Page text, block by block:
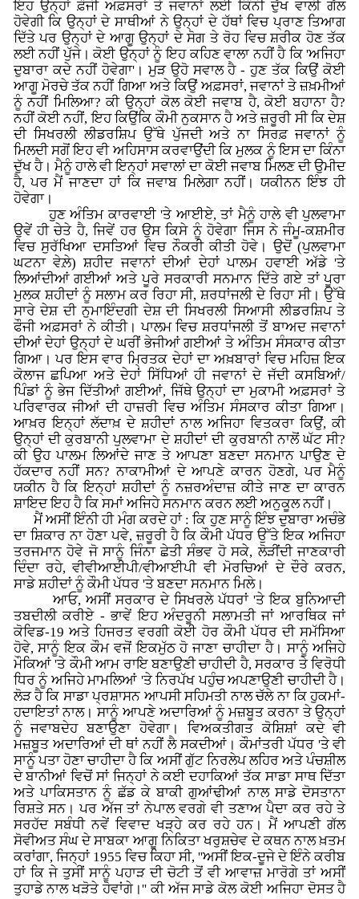
ਇਹ ਉਨ੍ਹਾਂ ਫ਼ੌਜੀ ਅਫ਼ਸਰਾਂ ਤੇ ਜਵਾਨਾਂ ਲਈ ਕਿੰਨੀ ਦੁੱਖ ਵਾਲੀ ਗੱਲ
ਹੋਵੇਗੀ ਕਿ ਉਨ੍ਹਾਂ ਦੇ ਸਾਥੀਆਂ ਨੇ ਉਨ੍ਹਾਂ ਦੇ ਹੱਥਾਂ ਵਿਚ ਪ੍ਰਾਣ ਤਿਆਗ
ਦਿੱਤੇ ਪਰ ਉਨ੍ਹਾਂ ਦੇ ਆਗੂ ਉਨ੍ਹਾਂ ਦੇ ਸੋਗ ਤੇ ਰੋਹ ਵਿਚ ਸ਼ਰੀਕ ਹੋਣ ਤੱਕ
ਲਈ ਨਹੀਂ ਪੁੱਜੇ। ਕੋਈ ਉਨ੍ਹਾਂ ਨੂੰ ਇਹ ਕਹਿਣ ਵਾਲਾ ਨਹੀਂ ਹੈ ਕਿ 'ਅਜਿਹਾ
ਦੁਬਾਰਾ ਕਦੇ ਨਹੀਂ ਹੋਵੇਗਾ'। ਮੁੜ ਉਹੋ ਸਵਾਲ ਹੈ - ਹੁਣ ਤੱਕ ਕਿਉਂ ਕੋਈ
ਆਗੂ ਮੋਰਚੇ ਤੱਕ ਨਹੀਂ ਗਿਆ ਅਤੇ ਕਿਉਂ ਅਫ਼ਸਰਾਂ, ਜਵਾਨਾਂ ਤੇ ਜ਼ਖ਼ਮੀਆਂ
ਨੂੰ ਨਹੀਂ ਮਿਲਿਆ? ਕੀ ਉਨ੍ਹਾਂ ਕੋਲ ਕੋਈ ਜਵਾਬ ਹੈ, ਕੋਈ ਬਹਾਨਾ ਹੈ?
ਨਹੀਂ ਕੋਈ ਨਹੀਂ, ਇਹ ਕਿਉਂਕਿ ਕੌਮੀ ਨੁਕਸਾਨ ਹੈ ਅਤੇ ਜ਼ਰੂਰੀ ਸੀ ਕਿ ਦੇਸ਼
ਦੀ ਸਿਖਰਲੀ ਲੀਡਰਸ਼ਿਪ ਉੱਥੇ ਪੁੱਜਦੀ ਅਤੇ ਨਾ ਸਿਰਫ਼ ਜਵਾਨਾਂ ਨੂੰ
ਮਿਲਦੀ ਸਗੋਂ ਇਹ ਵੀ ਅਹਿਸਾਸ ਕਰਵਾਉਂਦੀ ਕਿ ਮੁਲਕ ਨੂੰ ਇਸ ਦਾ ਕਿੰਨਾ
ਦੁੱਖ ਹੈ। ਮੈਨੂੰ ਹਾਲੇ ਵੀ ਇਨ੍ਹਾਂ ਸਵਾਲਾਂ ਦਾ ਕੋਈ ਜਵਾਬ ਮਿਲਣ ਦੀ ਉਮੀਦ
ਹੈ, ਪਰ ਮੈਂ ਜਾਣਦਾ ਹਾਂ ਕਿ ਜਵਾਬ ਮਿਲੇਗਾ ਨਹੀਂ। ਯਕੀਨਨ ਇੰਝ ਹੀ
ਹੋਵੇਗਾ।
ਹੁਣ ਅੰਤਿਮ ਕਾਰਵਾਈ 'ਤੇ ਆਈਏ, ਤਾਂ ਮੈਨੂੰ ਹਾਲੇ ਵੀ ਪੁਲਵਾਮਾ
ਉਵੇਂ ਹੀ ਚੇਤੇ ਹੈ, ਜਿਵੇਂ ਹਰ ਉਸ ਕਿਸੇ ਨੂੰ ਹੋਵੇਗਾ ਜਿਸ ਨੇ ਜੰਮੂ-ਕਸ਼ਮੀਰ
ਵਿਚ ਸੁਰੱਖਿਆ ਦਸਤਿਆਂ ਵਿਚ ਨੌਕਰੀ ਕੀਤੀ ਹੋਵੇ। ਉਦੋਂ (ਪੁਲਵਾਮਾ
ਘਟਨਾ ਵੇਲ਼ੇ) ਸ਼ਹੀਦ ਜਵਾਨਾਂ ਦੀਆਂ ਦੇਹਾਂ ਪਾਲਮ ਹਵਾਈ ਅੱਡੇ 'ਤੇ
ਲਿਆਂਦੀਆਂ ਗਈਆਂ ਅਤੇ ਪੂਰੇ ਸਰਕਾਰੀ ਸਨਮਾਨ ਦਿੱਤੇ ਗਏ ਤਾਂ ਪੂਰਾ
ਮੁਲਕ ਸ਼ਹੀਦਾਂ ਨੂੰ ਸਲਾਮ ਕਰ ਰਿਹਾ ਸੀ, ਸ਼ਰਧਾਂਜਲੀ ਦੇ ਰਿਹਾ ਸੀ। ਉੱਥੇ
ਸਾਰੇ ਦੇਸ਼ ਦੀ ਨੁਮਾਇੰਦਗੀ ਦੇਸ਼ ਦੀ ਸਿਖਰਲੀ ਸਿਆਸੀ ਲੀਡਰਸ਼ਿਪ ਤੇ
ਫੌਜੀ ਅਫ਼ਸਰਾਂ ਨੇ ਕੀਤੀ। ਪਾਲਮ ਵਿਚ ਸ਼ਰਧਾਂਜਲੀ ਤੋਂ ਬਾਅਦ ਜਵਾਨਾਂ
ਦੀਆਂ ਦੇਹਾਂ ਉਨ੍ਹਾਂ ਦੇ ਘਰੀਂ ਭੇਜੀਆਂ ਗਈਆਂ ਤੇ ਅੰਤਿਮ ਸੰਸਕਾਰ ਕੀਤਾ
ਗਿਆ। ਪਰ ਇਸ ਵਾਰ ਮ੍ਰਿਤਕ ਦੇਹਾਂ ਦਾ ਅਖ਼ਬਾਰਾਂ ਵਿਚ ਮਹਿਜ਼ ਇਕ
ਕੋਲਾਜ ਛਪਿਆ ਅਤੇ ਦੇਹਾਂ ਸਿੱਧਿਆਂ ਹੀ ਜਵਾਨਾਂ ਦੇ ਜੱਦੀ ਕਸਬਿਆਂ/
ਪਿੰਡਾਂ ਨੂੰ ਭੇਜ ਦਿੱਤੀਆਂ ਗਈਆਂ, ਜਿੱਥੇ ਉਨ੍ਹਾਂ ਦਾ ਮੁਕਾਮੀ ਅਫ਼ਸਰਾਂ ਤੇ
ਪਰਿਵਾਰਕ ਜੀਆਂ ਦੀ ਹਾਜ਼ਰੀ ਵਿਚ ਅੰਤਿਮ ਸੰਸਕਾਰ ਕੀਤਾ ਗਿਆ।
ਆਖ਼ਰ ਇਨ੍ਹਾਂ ਲੱਦਾਖ਼ ਦੇ ਸ਼ਹੀਦਾਂ ਨਾਲ ਅਜਿਹਾ ਵਿਤਕਰਾ ਕਿਉਂ, ਕੀ
ਉਨ੍ਹਾਂ ਦੀ ਕੁਰਬਾਨੀ ਪੁਲਵਾਮਾ ਦੇ ਸ਼ਹੀਦਾਂ ਦੀ ਕੁਰਬਾਨੀ ਨਾਲੋਂ ਘੱਟ ਸੀ?
ਕੀ ਉਹ ਪਾਲਮ ਲਿਆਂਦੇ ਜਾਣ ਤੇ ਆਪਣਾ ਬਣਦਾ ਸਨਮਾਨ ਪਾਉਣ ਦੇ
ਹੱਕਦਾਰ ਨਹੀਂ ਸਨ? ਨਾਕਾਮੀਆਂ ਦੇ ਆਪਣੇ ਕਾਰਨ ਹੋਣਗੇ, ਪਰ ਮੈਨੂੰ
ਯਕੀਨ ਹੈ ਕਿ ਇਨ੍ਹਾਂ ਸ਼ਹੀਦਾਂ ਨੂੰ ਨਜ਼ਰਅੰਦਾਜ਼ ਕੀਤੇ ਜਾਣ ਦਾ ਕਾਰਨ
ਸ਼ਾਇਦ ਇਹ ਹੈ ਕਿ ਸਮਾਂ ਅਜਿਹੇ ਸਨਮਾਨ ਕਰਨ ਲਈ ਅਨੁਕੂਲ ਨਹੀਂ।
ਮੈਂ ਅਸੀਂ ਇੰਨੀ ਹੀ ਮੰਗ ਕਰਦੇ ਹਾਂ : ਕਿ ਹੁਣ ਸਾਨੂੰ ਇੰਝ ਦੁਬਾਰਾ ਅਚੰਭੇ
ਦਾ ਸ਼ਿਕਾਰ ਨਾ ਹੋਣਾ ਪਵੇ, ਜ਼ਰੂਰੀ ਹੈ ਕਿ ਕੌਮੀ ਪੱਧਰ ਉੱਤੇ ਇਕ ਅਜਿਹਾ
ਤਰਜਮਾਨ ਹੋਵੇ ਜੋ ਸਾਨੂੰ ਜਿੰਨਾ ਛੇਤੀ ਸੰਭਵ ਹੋ ਸਕੇ, ਲੋੜੀਂਦੀ ਜਾਣਕਾਰੀ
ਦਿੰਦਾ ਰਹੇ, ਵੀਵੀਆਈਪੀ/ਵੀਆਈਪੀ ਵੀ ਮੋਰਚਿਆਂ ਦੇ ਦੌਰੇ ਕਰਨ,
ਸਾਡੇ ਸ਼ਹੀਦਾਂ ਨੂੰ ਕੌਮੀ ਪੱਧਰ 'ਤੇ ਬਣਦਾ ਸਨਮਾਨ ਮਿਲੇ।
ਆਓ, ਅਸੀਂ ਸਰਕਾਰ ਦੇ ਸਿਖਰਲੇ ਪੱਧਰਾਂ 'ਤੇ ਇਕ ਬੁਨਿਆਦੀ
ਤਬਦੀਲੀ ਕਰੀਏ - ਭਾਵੇਂ ਇਹ ਅੰਦਰੂਨੀ ਸਲਾਮਤੀ ਜਾਂ ਆਰਥਿਕ ਜਾਂ
ਕੋਵਿਡ-19 ਅਤੇ ਹਿਜਰਤ ਵਰਗੀ ਕੋਈ ਹੋਰ ਕੌਮੀ ਪੱਧਰ ਦੀ ਸਮੱਸਿਆ
ਹੋਵੇ, ਸਾਨੂੰ ਇਕ ਕੌਮ ਵਜੋਂ ਇਕਮੁੱਠ ਹੋ ਜਾਣਾ ਚਾਹੀਦਾ ਹੈ। ਸਾਨੂੰ ਅਜਿਹੇ
ਮੌਕਿਆਂ 'ਤੇ ਕੌਮੀ ਆਮ ਰਾਇ ਬਣਾਉਣੀ ਚਾਹੀਦੀ ਹੈ, ਸਰਕਾਰ ਤੇ ਵਿਰੋਧੀ
ਧਿਰ ਨੂੰ ਅਜਿਹੇ ਮਾਮਲਿਆਂ 'ਤੇ ਨਿਰਪੱਖ ਪਹੁੰਚ ਅਪਣਾਉਣੀ ਚਾਹੀਦੀ ਹੈ।
ਲੋੜ ਹੈ ਕਿ ਸਾਡਾ ਪ੍ਰਸ਼ਾਸਨ ਆਪਸੀ ਸਹਿਮਤੀ ਨਾਲ ਚੱਲੇ ਨਾ ਕਿ ਹੁਕਮਾਂ-
ਹਦਾਇਤਾਂ ਨਾਲ। ਸਾਨੂੰ ਆਪਣੇ ਅਦਾਰਿਆਂ ਨੂੰ ਮਜ਼ਬੂਤ ਕਰਨਾ ਤੇ ਉਨ੍ਹਾਂ
ਨੂੰ ਜਵਾਬਦੇਹ ਬਣਾਉਣਾ ਹੋਵੇਗਾ। ਵਿਅਕਤੀਗਤ ਕੋਸ਼ਿਸ਼ਾਂ ਕਦੇ ਵੀ
ਮਜ਼ਬੂਤ ਅਦਾਰਿਆਂ ਦੀ ਥਾਂ ਨਹੀਂ ਲੈ ਸਕਦੀਆਂ। ਕੌਮਾਂਤਰੀ ਪੱਧਰ 'ਤੇ ਵੀ
ਸਾਨੂੰ ਪਤਾ ਹੋਣਾ ਚਾਹੀਦਾ ਹੈ ਕਿ ਅਸੀਂ ਗੁੱਟ ਨਿਰਲੇਪ ਲਹਿਰ ਅਤੇ ਪੰਚਸ਼ੀਲ
ਦੇ ਬਾਨੀਆਂ ਵਿਚੋਂ ਸਾਂ ਜਿਨ੍ਹਾਂ ਨੇ ਕਈ ਦਹਾਕਿਆਂ ਤੱਕ ਸਾਡਾ ਸਾਥ ਦਿੱਤਾ
ਅਤੇ ਪਾਕਿਸਤਾਨ ਨੂੰ ਛੱਡ ਕੇ ਬਾਕੀ ਗੁਆਂਢੀਆਂ ਨਾਲ ਸਾਡੇ ਦੋਸਤਾਨਾ
ਰਿਸ਼ਤੇ ਸਨ। ਪਰ ਅੱਜ ਤਾਂ ਨੇਪਾਲ ਵਰਗੇ ਵੀ ਤਣਾਅ ਪੈਦਾ ਕਰ ਰਹੇ ਤੇ
ਸਰਹੱਦ ਸਬੰਧੀ ਨਵੇਂ ਵਿਵਾਦ ਖੜ੍ਹੇ ਕਰ ਰਹੇ ਹਨ। ਮੈਂ ਆਪਣੀ ਗੱਲ
ਸੋਵੀਅਤ ਸੰਘ ਦੇ ਸਾਬਕਾ ਆਗੂ ਨਿਕਿਤਾ ਖਰੁਸ਼ਚੇਵ ਦੇ ਕਥਨ ਨਾਲ ਖ਼ਤਮ
ਕਰਾਂਗਾ, ਜਿਨ੍ਹਾਂ 1955 ਵਿਚ ਕਿਹਾ ਸੀ, ''ਅਸੀਂ ਇਕ-ਦੂਜੇ ਦੇ ਇੰਨੇ ਕਰੀਬ
ਹਾਂ ਕਿ ਜੇ ਤੁਸੀਂ ਸਾਨੂੰ ਪਹਾੜ ਦੀ ਚੋਟੀ ਤੋਂ ਵੀ ਆਵਾਜ਼ ਮਾਰੋਗੇ ਤਾਂ ਅਸੀਂ
ਤੁਹਾਡੇ ਨਾਲ ਖੜੋਤੇ ਹੋਵਾਂਗੇ।'' ਕੀ ਅੱਜ ਸਾਡੇ ਕੋਲ ਕੋਈ ਅਜਿਹਾ ਦੋਸਤ ਹੈ